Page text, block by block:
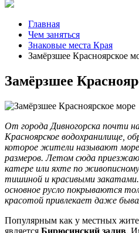
Главная
Чем заняться
Знаковые места Края
Замёрзшее Красноярское
Замёрзшее
От города Дивногорска почти
Красноярское водохранилище,
которое жители называют
размеров. Летом сюда
катере или яхте по
тишиной и красивыми
основное русло покрываются
красотой привлекает даже
Популярным как у местных
является Бирюсинский залив.